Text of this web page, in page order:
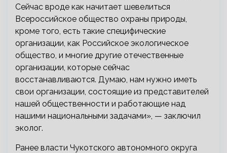
Сейчас вроде как начитает шевелиться
Всероссийское общество охраны природы,
кроме того, есть такие специфические
организации, как Российское экологическое
общество, и многие другие отечественные
организации, которые сейчас
восстанавливаются. Думаю, нам нужно иметь
свои организации, состоящие из представителей
нашей общественности и работающие над
нашими национальными задачами», — заключил
эколог.
Ранее власти Чукотского автономного округа